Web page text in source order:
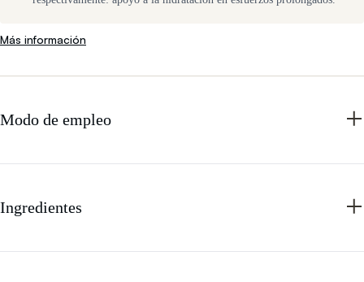
Más información
Modo de empleo
Ingredientes